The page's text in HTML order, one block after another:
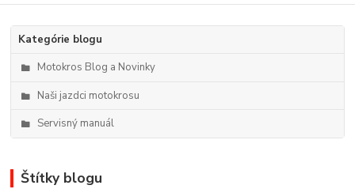
Kategórie blogu
Motokros Blog a Novinky
Naši jazdci motokrosu
Servisný manuál
Štítky blogu